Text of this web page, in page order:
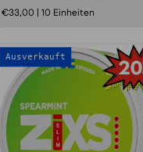
€33,00 | 10 Einheiten
ZIXS
Spearmint
Slim
Ausverkauft